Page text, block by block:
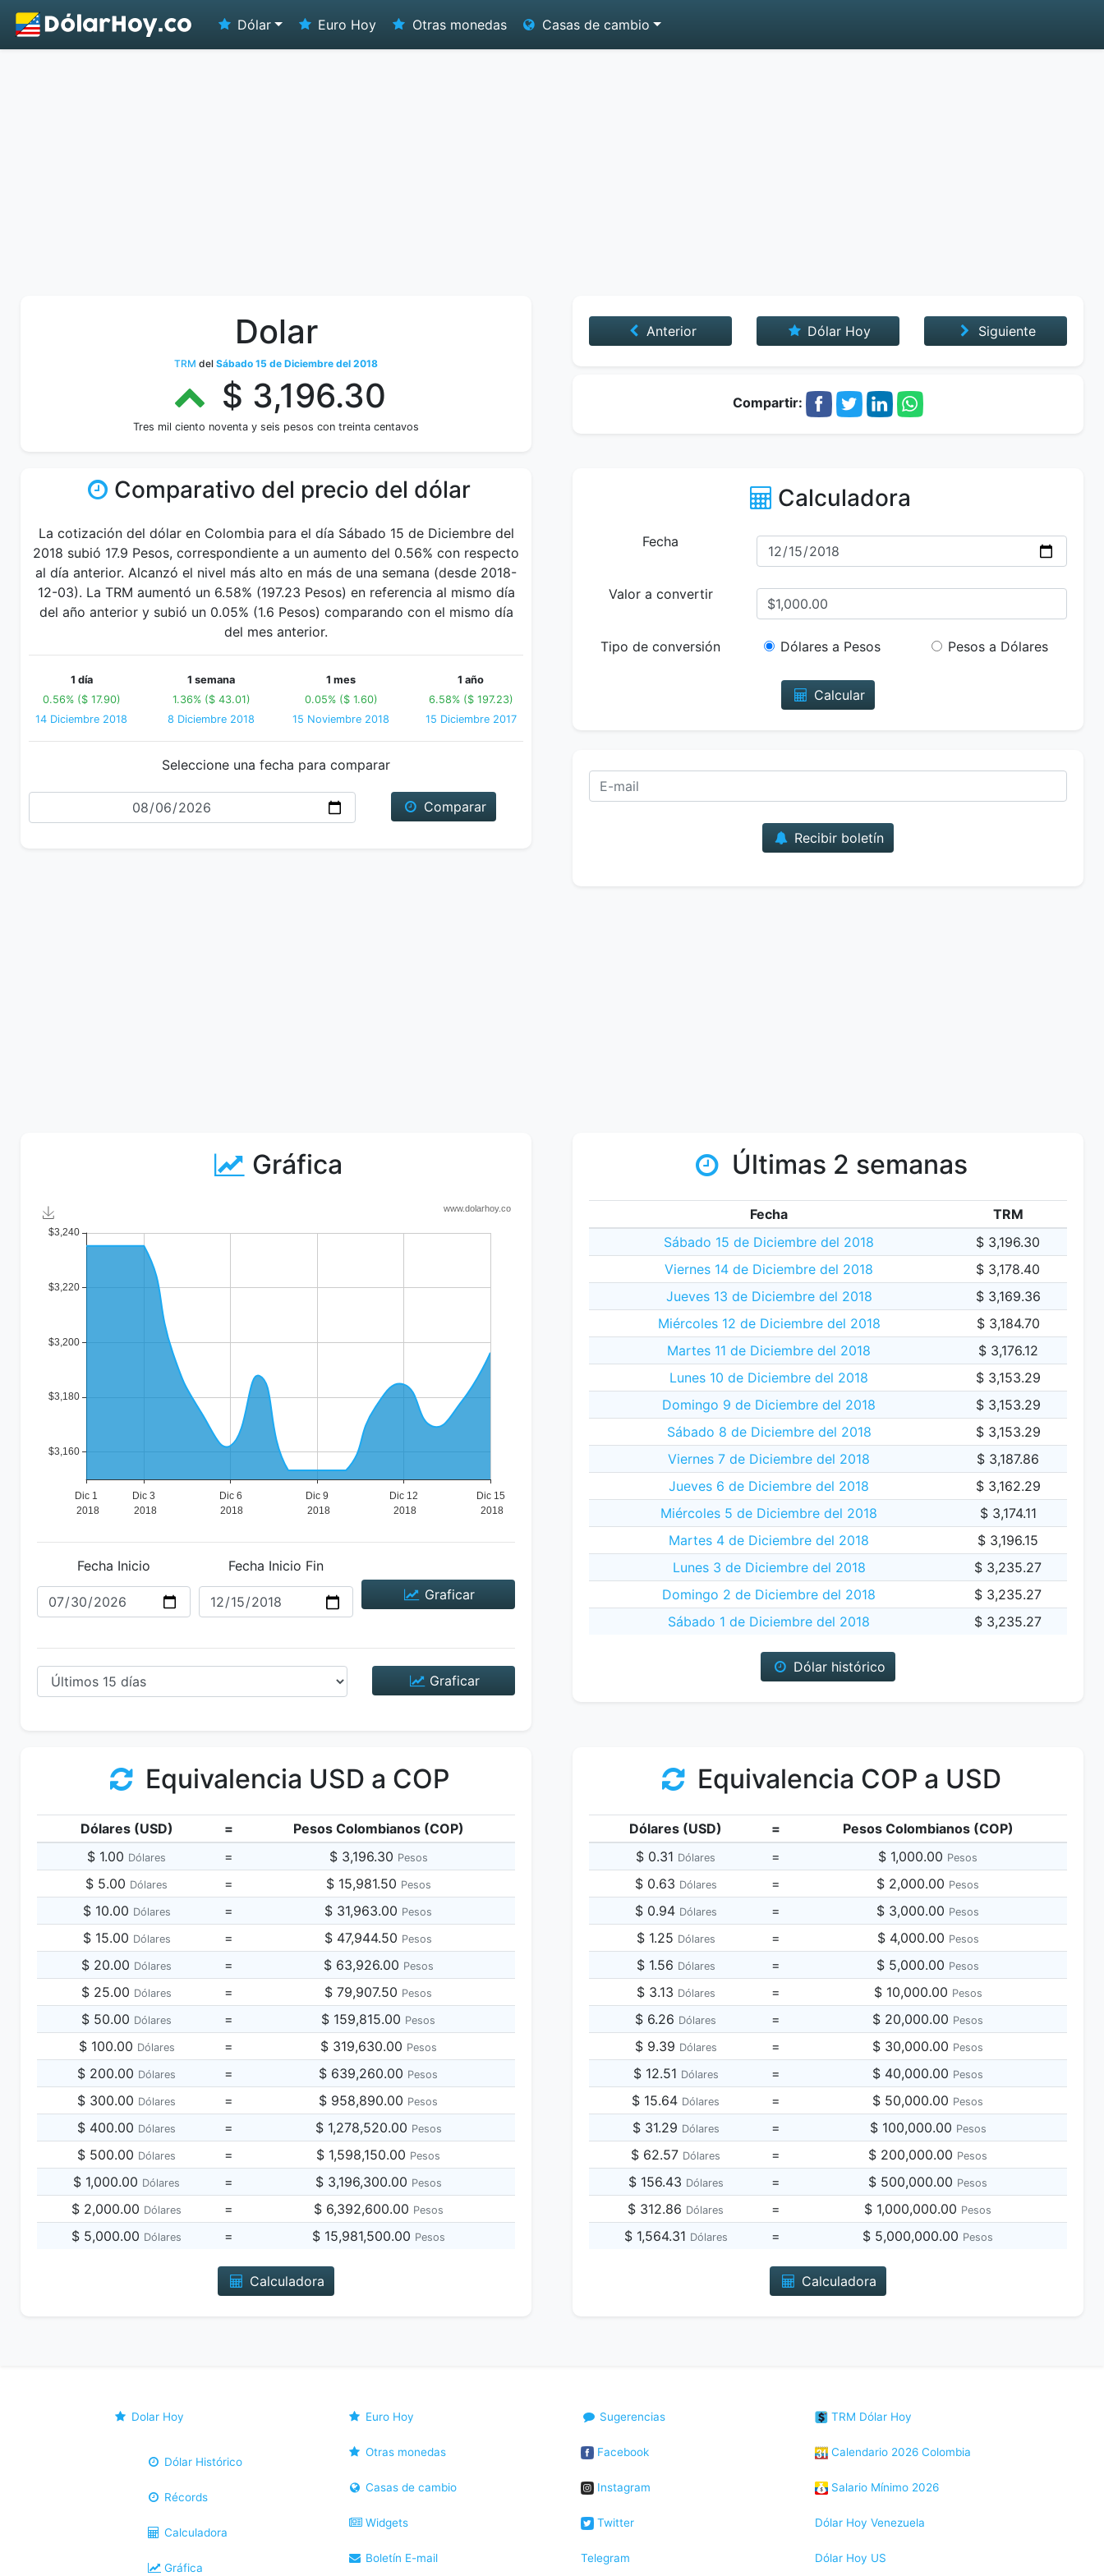
Dólar Euro Hoy Otras monedas Casas de cambio
Dolar
TRM del Sábado 15 de Diciembre del 2018
$ 3,196.30
Tres mil ciento noventa y seis pesos con treinta centavos
Anterior Dólar Hoy Siguiente
Compartir:
Comparativo del precio del dólar
La cotización del dólar en Colombia para el día Sábado 15 de Diciembre del
2018 subió 17.9 Pesos, correspondiente a un aumento del 0.56% con respecto
al día anterior. Alcanzó el nivel más alto en más de una semana (desde 2018-
12-03). La TRM aumentó un 6.58% (197.23 Pesos) en referencia al mismo día
del año anterior y subió un 0.05% (1.6 Pesos) comparando con el mismo día
del mes anterior.
1 día
0.56% ($ 17.90)
14 Diciembre 2018
1 semana
1.36% ($ 43.01)
8 Diciembre 2018
1 mes
0.05% ($ 1.60)
15 Noviembre 2018
1 año
6.58% ($ 197.23)
15 Diciembre 2017
Seleccione una fecha para comparar
Fecha
Comparar
Calculadora
Fecha
Valor a convertir
Tipo de conversión Dólares a Pesos Pesos a Dólares
Calcular
Recibir boletín
Gráfica
Fecha Inicio
Fecha Inicio Fin
Graficar
Graficar
Últimas 2 semanas
Fecha
TRM
Sábado 15 de Diciembre del 2018
$ 3,196.30
Viernes 14 de Diciembre del 2018
$ 3,178.40
Jueves 13 de Diciembre del 2018
$ 3,169.36
Miércoles 12 de Diciembre del 2018
$ 3,184.70
Martes 11 de Diciembre del 2018
$ 3,176.12
Lunes 10 de Diciembre del 2018
$ 3,153.29
Domingo 9 de Diciembre del 2018
$ 3,153.29
Sábado 8 de Diciembre del 2018
$ 3,153.29
Viernes 7 de Diciembre del 2018
$ 3,187.86
Jueves 6 de Diciembre del 2018
$ 3,162.29
Miércoles 5 de Diciembre del 2018
$ 3,174.11
Martes 4 de Diciembre del 2018
$ 3,196.15
Lunes 3 de Diciembre del 2018
$ 3,235.27
Domingo 2 de Diciembre del 2018
$ 3,235.27
Sábado 1 de Diciembre del 2018
$ 3,235.27
Dólar histórico
Equivalencia USD a COP
Dólares (USD) =
Pesos Colombianos (COP)
$ 1.00 Dólares = $ 3,196.30 Pesos
$ 5.00 Dólares = $ 15,981.50 Pesos
$ 10.00 Dólares = $ 31,963.00 Pesos
$ 15.00 Dólares = $ 47,944.50 Pesos
$ 20.00 Dólares = $ 63,926.00 Pesos
$ 25.00 Dólares = $ 79,907.50 Pesos
$ 50.00 Dólares = $ 159,815.00 Pesos
$ 100.00 Dólares = $ 319,630.00 Pesos
$ 200.00 Dólares = $ 639,260.00 Pesos
$ 300.00 Dólares = $ 958,890.00 Pesos
$ 400.00 Dólares = $ 1,278,520.00 Pesos
$ 500.00 Dólares = $ 1,598,150.00 Pesos
$ 1,000.00 Dólares = $ 3,196,300.00 Pesos
$ 2,000.00 Dólares = $ 6,392,600.00 Pesos
$ 5,000.00 Dólares = $ 15,981,500.00 Pesos
Calculadora
Equivalencia COP a USD
Dólares (USD) =
Pesos Colombianos (COP)
$ 0.31 Dólares = $ 1,000.00 Pesos
$ 0.63 Dólares = $ 2,000.00 Pesos
$ 0.94 Dólares = $ 3,000.00 Pesos
$ 1.25 Dólares = $ 4,000.00 Pesos
$ 1.56 Dólares = $ 5,000.00 Pesos
$ 3.13 Dólares = $ 10,000.00 Pesos
$ 6.26 Dólares = $ 20,000.00 Pesos
$ 9.39 Dólares = $ 30,000.00 Pesos
$ 12.51 Dólares = $ 40,000.00 Pesos
$ 15.64 Dólares = $ 50,000.00 Pesos
$ 31.29 Dólares = $ 100,000.00 Pesos
$ 62.57 Dólares = $ 200,000.00 Pesos
$ 156.43 Dólares = $ 500,000.00 Pesos
$ 312.86 Dólares = $ 1,000,000.00 Pesos
$ 1,564.31 Dólares = $ 5,000,000.00 Pesos
Calculadora
Dolar Hoy
Dólar Histórico
Récords
Calculadora
Gráfica
Euro Hoy
Otras monedas
Casas de cambio
Widgets
Boletín E-mail
Sugerencias
Facebook
Instagram
Twitter
Telegram
TRM Dólar Hoy
Calendario 2026 Colombia
Salario Mínimo 2026
Dólar Hoy Venezuela
Dólar Hoy US